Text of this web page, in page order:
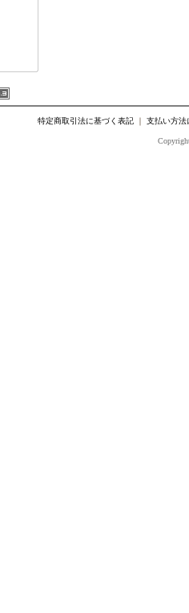
特定商取引法に基づく表記｜ 支払い方法